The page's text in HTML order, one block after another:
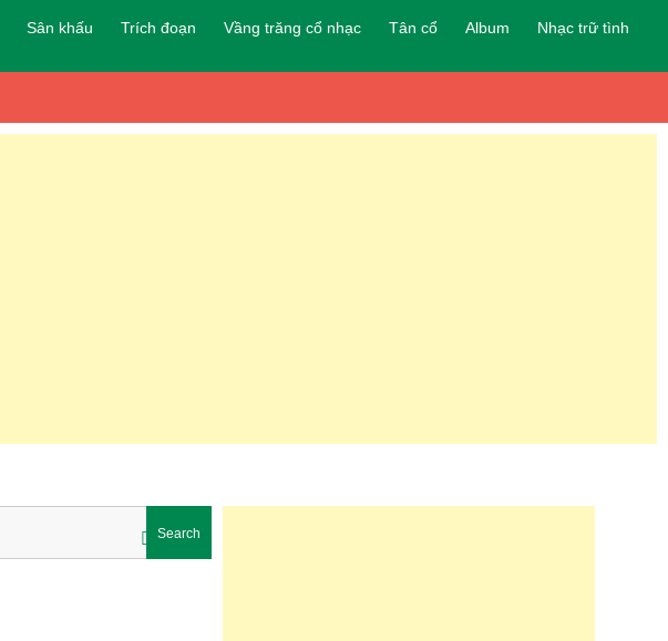
Sân khấu Trích đoạn Vầng trăng cổ nhạc Tân cổ Album Nhạc trữ tình
Search